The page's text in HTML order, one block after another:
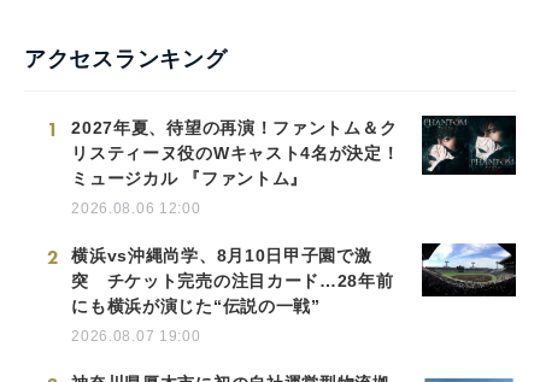
アクセスランキング
1
2027年夏、待望の再演！ファントム＆ク
リスティーヌ役のWキャスト4名が決定！
ミュージカル 『ファントム』
2026.08.06 12:00
2
横浜vs沖縄尚学、8月10日甲子園で激
突 チケット完売の注目カード…28年前
にも横浜が演じた“伝説の一戦”
2026.08.07 19:00